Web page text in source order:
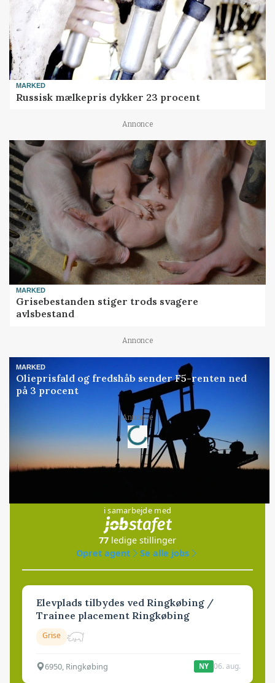
MARKED
Russisk mælkepris dykker 23 procent
Annonce
MARKED
Grisebestanden stiger trods svagere
avlsbestand
Annonce
MARKED
Olieprisfald og fredshåb sender F5-renten ned
på 3 procent
Annonce
Loading...
i samarbejde med
77 ledige stillinger
Opret agent
Se alle jobs
Elevplads tilbydes ved Ringkøbing /
Trainee placement Ringkøbing
Grise
6950, Ringkøbing NY 06. aug.